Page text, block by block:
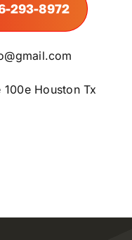
293-8972
Houston Tx